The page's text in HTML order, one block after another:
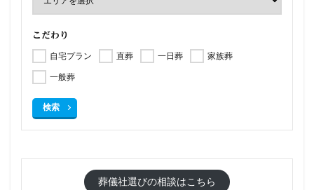
こだわり
自宅プラン 直葬 一日葬
家族葬
一般葬
検索
葬儀社選びの相談はこちら